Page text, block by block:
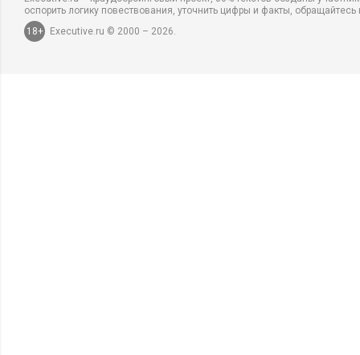
оспорить логику повествования, уточнить цифры и факты,
18+
Executive.ru © 2000 – 2026.